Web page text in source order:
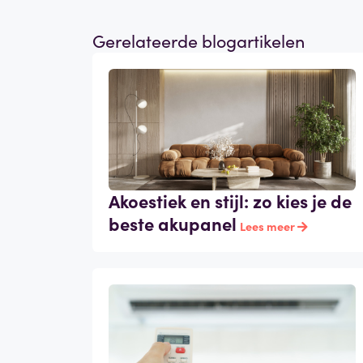
Gerelateerde blogartikelen
Akoestiek en stijl: zo kies je de
beste akupanel Lees meer